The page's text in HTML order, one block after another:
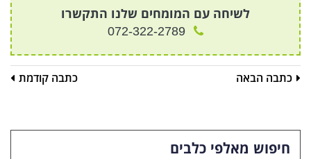
לשיחה עם המומחים שלנו התקשרו
כתבה הבאה כתבה קודמת
חיפוש מאלפי כלבים